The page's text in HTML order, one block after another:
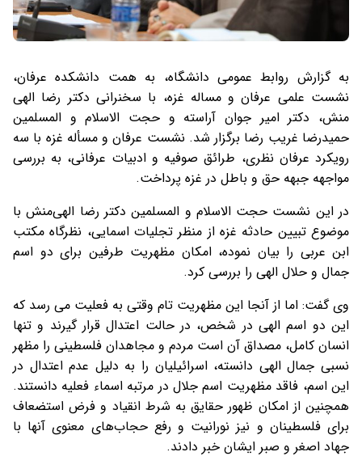
به گزارش روابط عمومی دانشگاه، به همت دانشکده عرفان،
نشست علمی عرفان و مساله غزه، با سخنرانی دکتر رضا الهی
منش، دکتر امیر جوان آراسته و حجت الاسلام و المسلمین
حمیدرضا غریب رضا برگزار شد. نشست عرفان و مسأله غزه با سه
رویکرد عرفان نظری، طرائق صوفیه و ادبیات عرفانی، به بررسی
مواجهه جبهه حق و باطل در غزه پرداخت.
در این نشست حجت الاسلام و المسلمین دکتر رضا الهی‌منش با
موضوع تبیین حادثه غزه از منظر تجلیات اسمایی، نظرگاه مکتب
ابن عربی را بیان نموده، امکان مظهریت طرفین برای دو اسم
جمال و حلال الهی را بررسی کرد.
وی گفت: اما از آنجا این مظهریت تام وقتی به فعلیت می رسد که
این دو اسم الهی در شخص، در حالت اعتدال قرار گیرند و تنها
انسان کامل، مصداق آن است مردم و مجاهدان فلسطینی را مظهر
نسبی جمال الهی دانسته، اسرائیلیان را به دلیل عدم اعتدال در
این اسم، فاقد مظهریت اسم جلال در مرتبه اسماء فعلیه دانستند.
همچنین از امکان ظهور حقایق به شرط انقیاد و فرض استضعاف
برای فلسطینان و نیز نورانیت و رفع حجا‌ب‌های معنوی آنها با
جهاد اصغر و صبر ایشان خبر دادند.